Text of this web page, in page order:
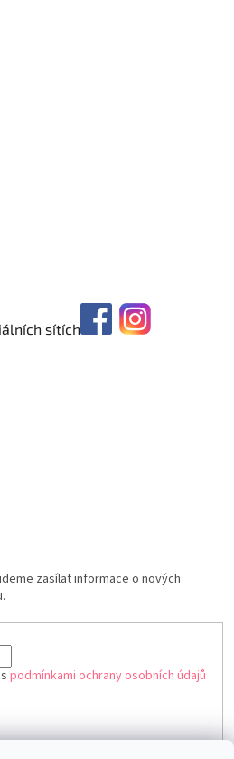
sítích
zasílat informace o nových
podmínkami ochrany osobních údajů